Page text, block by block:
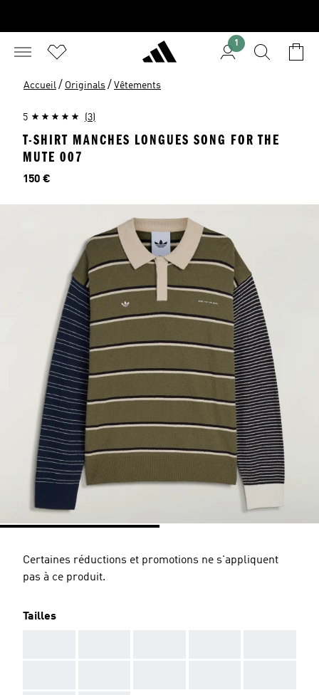
1
Accueil / Originals / Vêtements
5 (3)
T-SHIRT MANCHES LONGUES SONG FOR THE
MUTE 007
Prix
150 €
Certaines réductions et promotions ne s'appliquent
pas à ce produit.
Tailles